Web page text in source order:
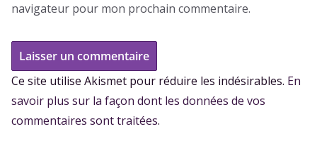
navigateur pour mon prochain commentaire.
Ce site utilise Akismet pour réduire les indésirables. En
savoir plus sur la façon dont les données de vos
commentaires sont traitées.